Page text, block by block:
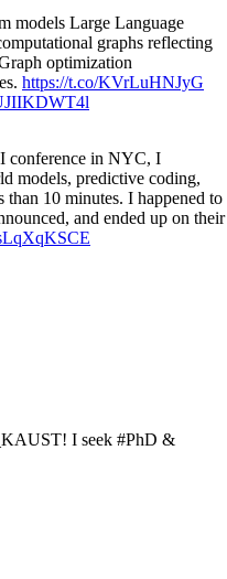
models Large Language
graphs reflecting
optimization
https://t.co/KVrLuHNJyG
conference in NYC, I
models, predictive coding,
than 10 minutes. I happened to
and ended up on their
I seek #PhD &